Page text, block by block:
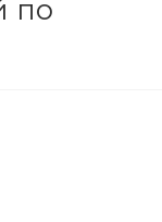
по